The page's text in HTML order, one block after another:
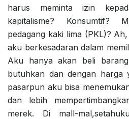
harus meminta izin
kapitalisme? Konsumtif?
pedagang kaki lima (PKL)?
aku berkesadaran dalam
Aku hanya akan beli
butuhkan dan dengan harga
pasarpun aku bisa
dan lebih
merek. Di mall-